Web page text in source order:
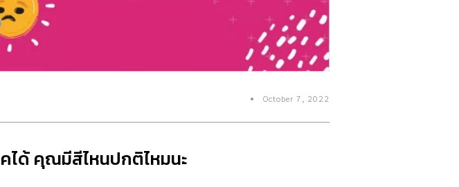
October 7, 2022
ได้ คุณมีสีไหนปกติไหมนะ